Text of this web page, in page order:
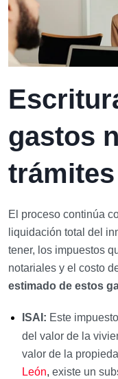
gastos
El proceso continúa
liquidación total del
tener, los impuestos
notariales y el costo
estimado de estos
ISAI : Este
del valor de la
valor de la
León, existe un